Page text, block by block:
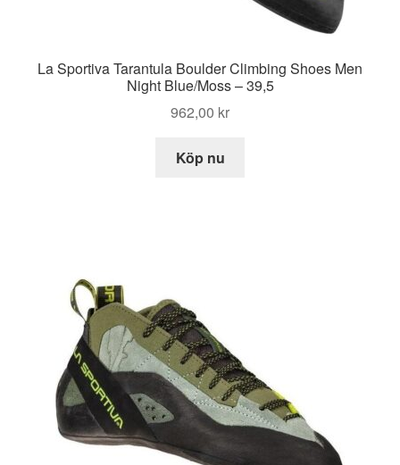
La Sportiva Tarantula Boulder Climbing Shoes Men
Night Blue/Moss – 39,5
962,00 kr
Köp nu